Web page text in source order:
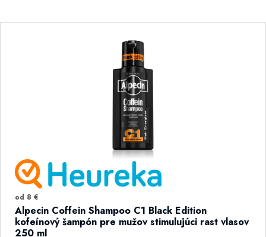
od 8 €
Alpecin Coffein Shampoo C1 Black Edition
kofeínový šampón pre mužov stimulujúci rast vlasov
250 ml